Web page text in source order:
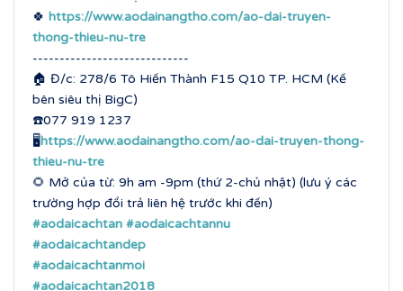
🍀 https://www.aodainangtho.com/ao-dai-truyen-
thong-thieu-nu-tre
-----------------------------
🏠 Đ/c: 278/6 Tô Hiến Thành F15 Q10 TP. HCM (Kế
bên siêu thị BigC)
☎️077 919 1237
🖥https://www.aodainangtho.com/ao-dai-truyen-thong-
thieu-nu-tre
🌻 Mở của từ: 9h am -9pm (thứ 2-chủ nhật) (lưu ý các
trường hợp đổi trả liên hệ trước khi đến)
#aodaicachtan #aodaicachtannu
#aodaicachtandep
#aodaicachtanmoi
#aodaicachtan2018